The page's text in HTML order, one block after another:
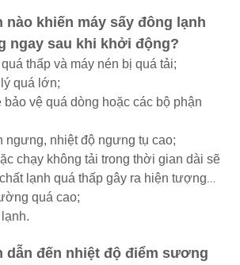
nào khiến máy sấy đông lạnh
ngay sau khi khởi động?
thấp và máy nén bị quá tải;
quá lớn;
vệ quá dòng hoặc các bộ phận
ngưng, nhiệt độ ngưng tụ cao;
chạy không tải trong thời gian dài sẽ
lạnh quá thấp gây ra hiện tượng
quá cao;
dẫn đến nhiệt độ điểm sương